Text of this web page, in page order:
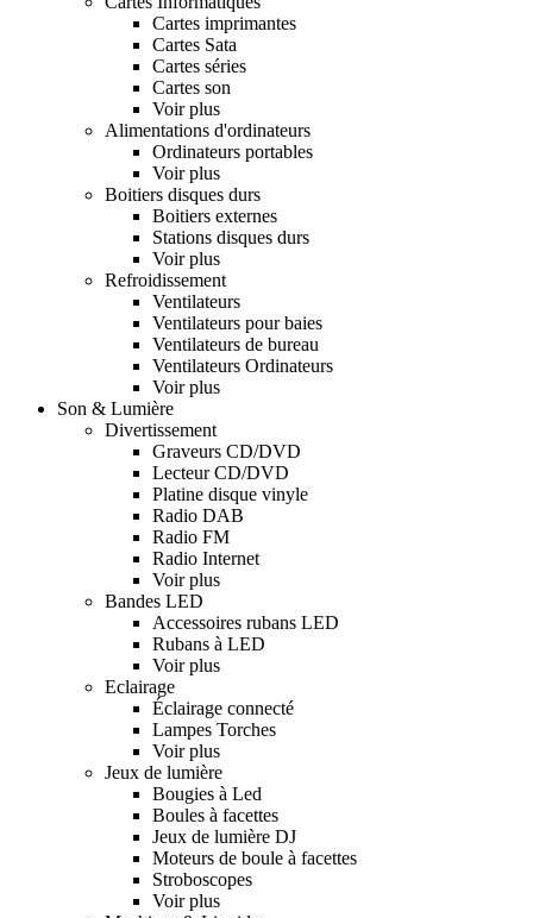
Cartes imprimantes
Cartes Sata
Cartes séries
Cartes son
Voir plus
Alimentations d'ordinateurs
Ordinateurs portables
Voir plus
Boitiers disques durs
Boitiers externes
Stations disques durs
Voir plus
Refroidissement
Ventilateurs
Ventilateurs pour baies
Ventilateurs de bureau
Ventilateurs Ordinateurs
Voir plus
Son & Lumière
Divertissement
Graveurs CD/DVD
Lecteur CD/DVD
Platine disque vinyle
Radio DAB
Radio FM
Radio Internet
Voir plus
Bandes LED
Accessoires rubans LED
Rubans à LED
Voir plus
Eclairage
Éclairage connecté
Lampes Torches
Voir plus
Jeux de lumière
Bougies à Led
Boules à facettes
Jeux de lumière DJ
Moteurs de boule à facettes
Stroboscopes
Voir plus